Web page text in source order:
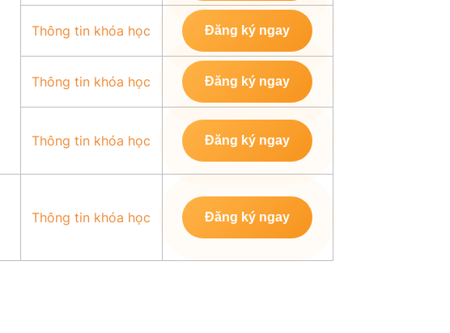
Thông tin khóa học Đăng ký ngay
Thông tin khóa học Đăng ký ngay
Thông tin khóa học Đăng ký ngay
Thông tin khóa học Đăng ký ngay